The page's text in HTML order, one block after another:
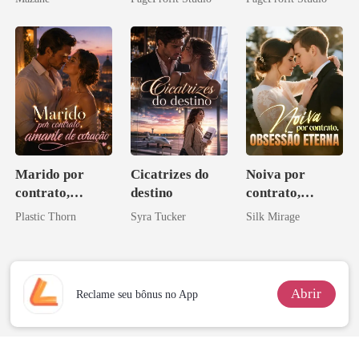
da Híbrida
Marido por
contrato,
amante de
Plastic Thorn
Cicatrizes do
destino
Syra Tucker
Noiva por
contrato,
obsessão eterna
Silk Mirage
Reclame seu bônus no App Abrir